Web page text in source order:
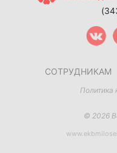
СОТРУДНИКАМ
Политика
© 2026